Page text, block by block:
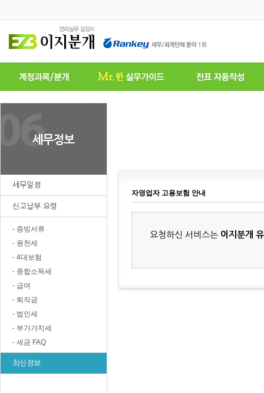
세무일정
신고납부 요령
- 증빙서류
- 원천세
- 4대보험
- 종합소득세
- 급여
- 퇴직금
- 법인세
- 부가가치세
- 세금 FAQ
최신정보
자영업자 고용보험 안내
요청하신 서비스는 이지분개